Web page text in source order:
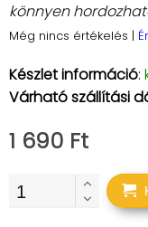
könnyen
Még nincs értékelés |
Készlet információ:
Várható szállítási
1 690 Ft